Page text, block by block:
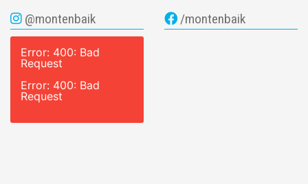
@montenbaik
Error: 400: Bad
Request
Error: 400: Bad
Request
/montenbaik